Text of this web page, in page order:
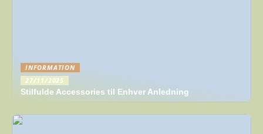
INFORMATION
27/11/2025
Stilfulde Accessories til Enhver Anledning